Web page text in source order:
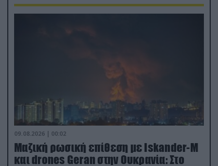
09.08.2026 | 00:02
Μαζική ρωσική επίθεση με Iskander-M
και drones Geran στην Ουκρανία: Στο